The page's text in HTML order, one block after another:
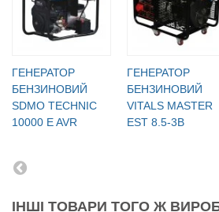
ГЕНЕРАТОР
БЕНЗИНОВИЙ
SDMO TECHNIC
10000 E AVR
ГЕНЕРАТОР
БЕНЗИНОВИЙ
VITALS MASTER
EST 8.5-3B
ІНШІ ТОВАРИ ТОГО Ж